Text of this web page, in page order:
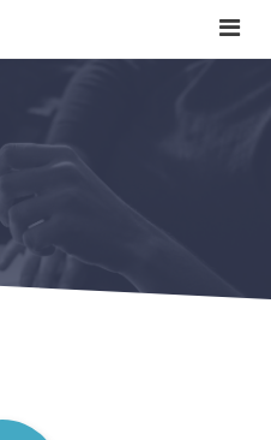
in de buurt?
+
+